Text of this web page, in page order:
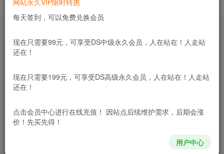
这家伙很懒，什么都没有写...
文章 0
发布 0 排序
每天签到，可以免费兑换会员
现在只需要99元，可享受DS中级永久会员，人在站在！人走站
还在！
现在只需要199元，可享受DS高级永久会员，人在站在！人走站
还在！
点击会员中心进行在线充值！ 因站点后续维护需求，后期会涨
价！先买先得！
用户中心